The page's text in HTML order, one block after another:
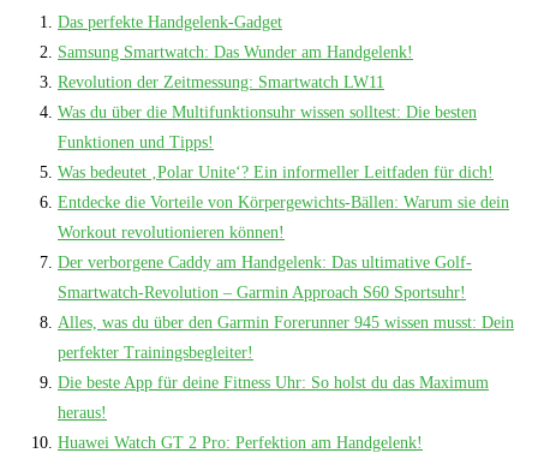
Das perfekte Handgelenk-Gadget
Samsung Smartwatch: Das Wunder am Handgelenk!
Revolution der Zeitmessung: Smartwatch LW11
Was du über die Multifunktionsuhr wissen solltest: Die besten
Funktionen und Tipps!
Was bedeutet ‚Polar Unite‘? Ein informeller Leitfaden für dich!
Entdecke die Vorteile von Körpergewichts-Bällen: Warum sie dein
Workout revolutionieren können!
Der verborgene Caddy am Handgelenk: Das ultimative Golf-
Smartwatch-Revolution – Garmin Approach S60 Sportsuhr!
Alles, was du über den Garmin Forerunner 945 wissen musst: Dein
perfekter Trainingsbegleiter!
Die beste App für deine Fitness Uhr: So holst du das Maximum
heraus!
Huawei Watch GT 2 Pro: Perfektion am Handgelenk!